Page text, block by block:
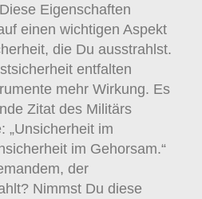
Eigenschaften
einen wichtigen Aspekt
die Du ausstrahlst.
entfalten
mehr Wirkung. Es
Zitat des Militärs
„Unsicherheit im
im Gehorsam.“
der
Nimmst Du diese